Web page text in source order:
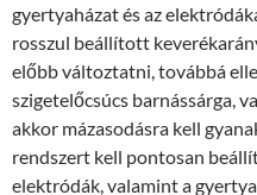
gyertyaházat és az
rosszul beállított
előbb változtatni, továbbá
szigetelőcsúcs barnássárga,
akkor mázasodásra kell
rendszert kell pontosan
elektródák, valamint a